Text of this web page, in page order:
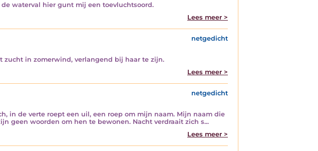
waterval hier gunt mij een toevluchtsoord.
Lees meer >
netgedicht
in zomerwind, verlangend bij haar te zijn.
Lees meer >
netgedicht
in de verte roept een uil, een roep om mijn naam. Mijn naam die
geen woorden om hen te bewonen. Nacht verdraait zich s...
Lees meer >